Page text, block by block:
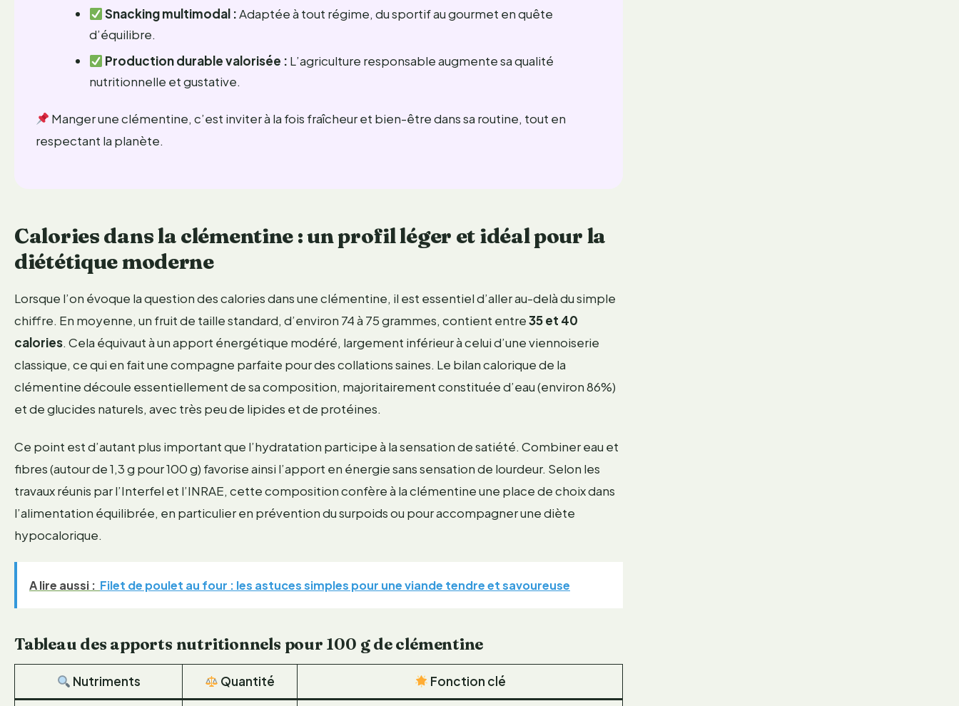
Snacking multimodal :Adaptée à tout régime, du sportif au gourmet en quête
d’équilibre.
Production durable valorisée : L’agriculture responsable augmente sa qualité
nutritionnelle et gustative.
Manger une clémentine, c’est inviter à la fois fraîcheur et bien-être dans sa routine, tout en
respectant la planète.
Calories dans la clémentine : un profil léger et idéal pour la
diététique moderne
Lorsque l’on évoque la question des calories dans une clémentine, il est essentiel d’aller au-delà du simple
chiffre. En moyenne, un fruit de taille standard, d’environ 74 à 75 grammes, contient entre35 et 40
calories. Cela équivaut à un apport énergétique modéré, largement inférieur à celui d’une viennoiserie
classique, ce qui en fait une compagne parfaite pour des collations saines. Le bilan calorique de la
clémentine découle essentiellement de sa composition, majoritairement constituée d’eau (environ 86%)
et de glucides naturels, avec très peu de lipides et de protéines.
Ce point est d’autant plus important que l’hydratation participe à la sensation de satiété. Combiner eau et
fibres (autour de 1,3 g pour 100 g) favorise ainsi l’apport en énergie sans sensation de lourdeur. Selon les
travaux réunis par l’Interfel et l’INRAE, cette composition confère à la clémentine une place de choix dans
l’alimentation équilibrée, en particulier en prévention du surpoids ou pour accompagner une diète
hypocalorique.
A lire aussi : Filet de poulet au four : les astuces simples pour une viande tendre et savoureuse
Tableau des apports nutritionnels pour 100 g de clémentine
Nutriments Quantité Fonction clé